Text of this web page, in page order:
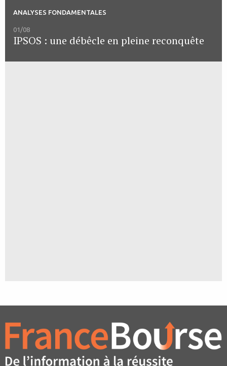
ANALYSES FONDAMENTALES
01/08
IPSOS : une débêcle en pleine reconquête